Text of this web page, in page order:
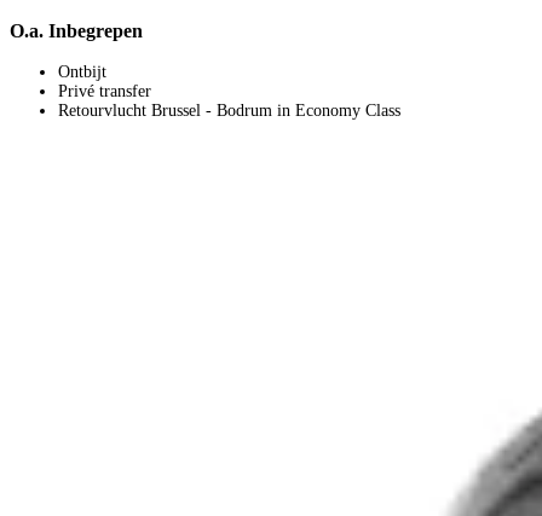
O.a. Inbegrepen
Ontbijt
Privé transfer
Retourvlucht Brussel - Bodrum in Economy Class